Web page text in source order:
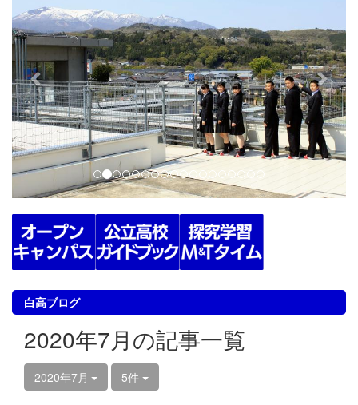
e
v
i
o
u
s
t
白高ブログ
2020年7月の記事一覧
2020年7月 5件